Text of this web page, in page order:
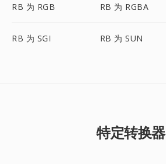
RB 为 RGB RB 为 RGBA
RB 为 SGI RB 为 SUN
特定转换器